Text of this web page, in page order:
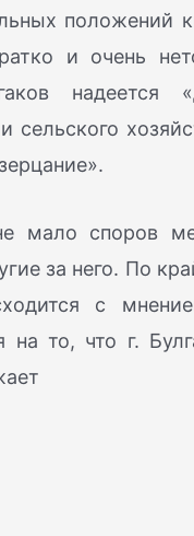
положений
и очень
надеется
сельского
мало споров
за него. По
с
на то, что г.